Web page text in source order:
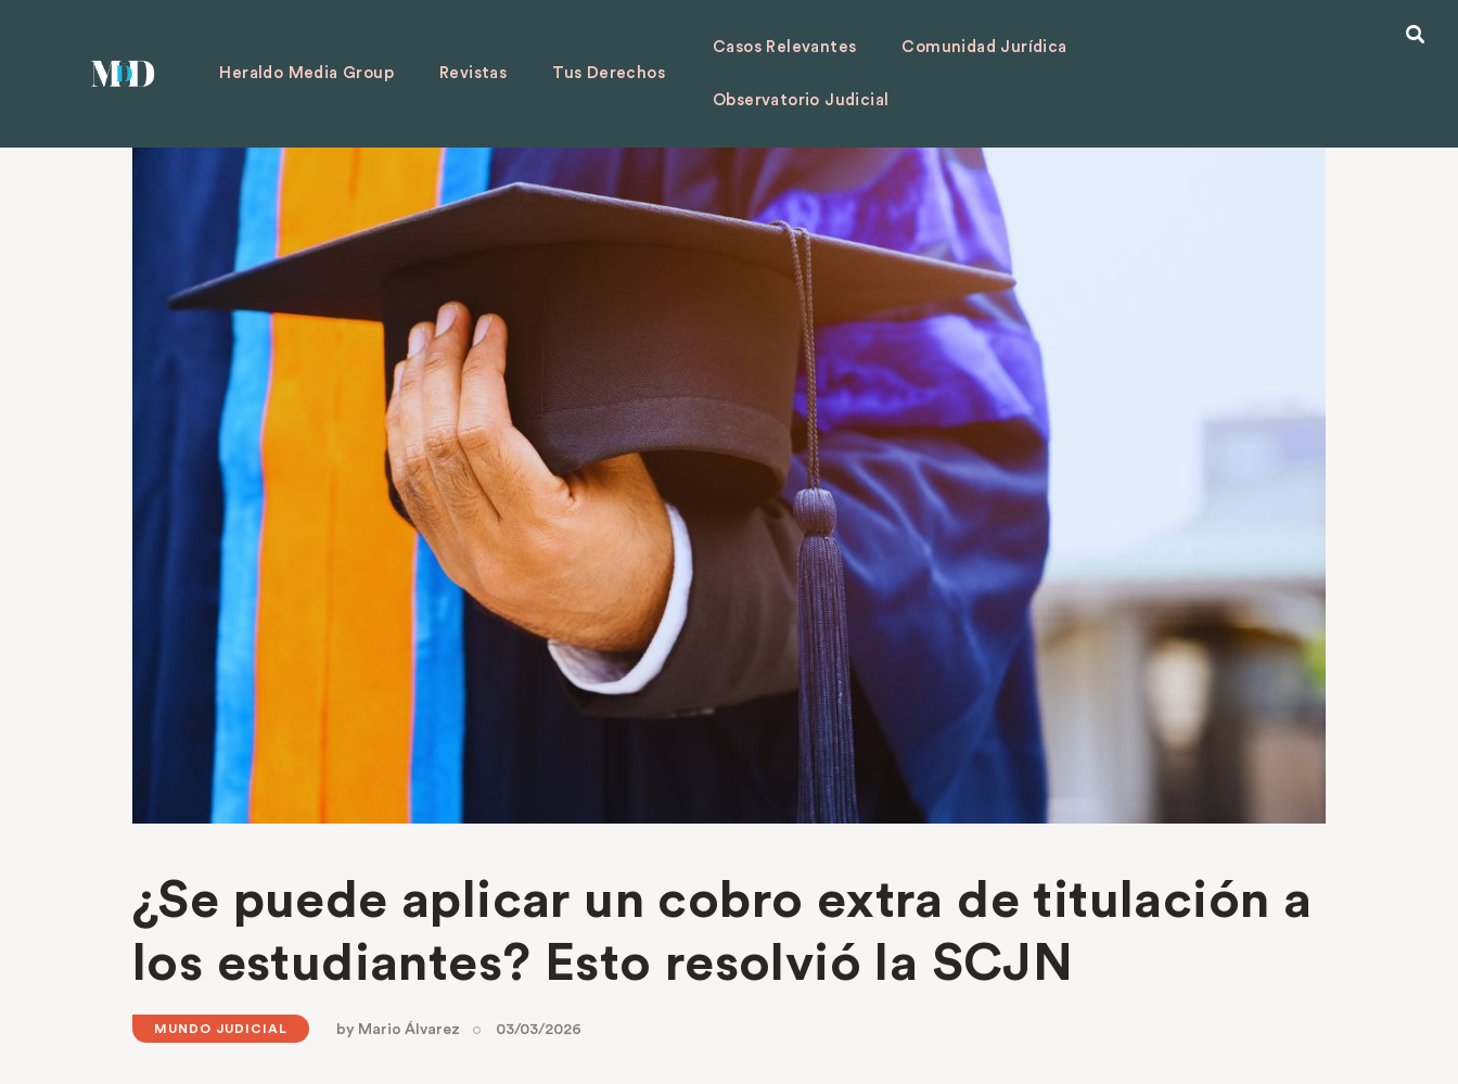
Heraldo Media Group Revistas Tus Derechos
Casos Relevantes Comunidad Jurídica
Observatorio Judicial
¿Se puede aplicar un cobro extra de titulación a
los estudiantes? Esto resolvió la SCJN
MUNDO JUDICIAL by Mario Álvarez 03/03/2026